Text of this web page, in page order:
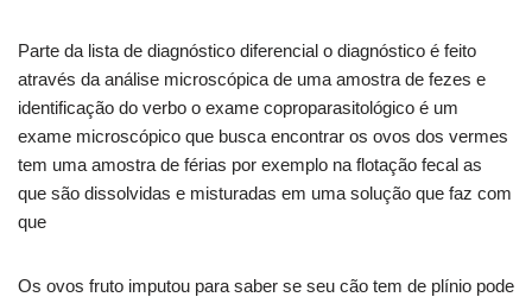
Parte da lista de diagnóstico diferencial o diagnóstico é feito
através da análise microscópica de uma amostra de fezes e
identificação do verbo o exame coproparasitológico é um
exame microscópico que busca encontrar os ovos dos vermes
tem uma amostra de férias por exemplo na flotação fecal as
que são dissolvidas e misturadas em uma solução que faz com
que
Os ovos fruto imputou para saber se seu cão tem de plínio pode